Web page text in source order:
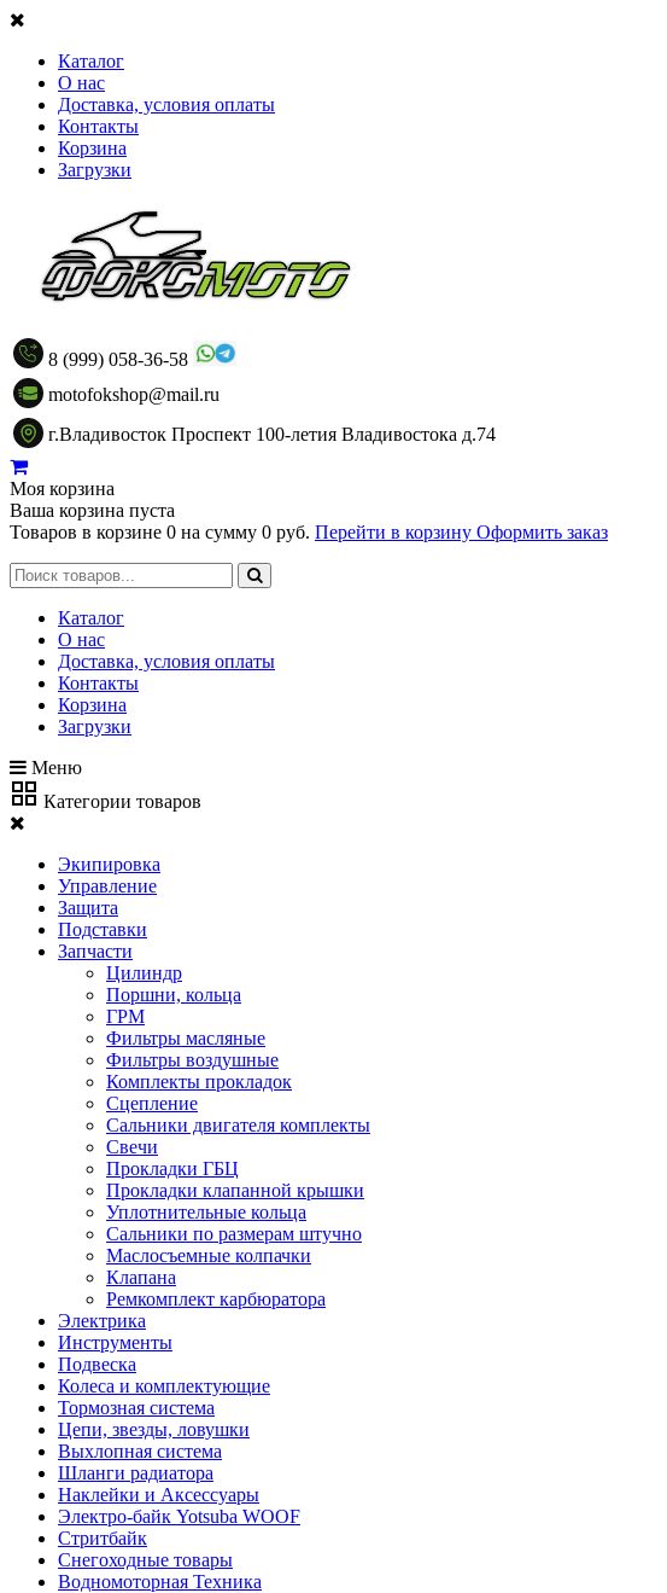
Каталог
О нас
Доставка, условия оплаты
Контакты
Корзина
Загрузки
8 (999) 058-36-58
motofokshop@mail.ru
г.Владивосток Проспект 100-летия Владивостока д.74
Моя корзина
Ваша корзина пуста
Товаров в корзине 0 на сумму 0 руб. Перейти в корзину Оформить заказ
Каталог
О нас
Доставка, условия оплаты
Контакты
Корзина
Загрузки
Меню
Категории товаров
Экипировка
Управление
Защита
Подставки
Запчасти
Цилиндр
Поршни, кольца
ГРМ
Фильтры масляные
Фильтры воздушные
Комплекты прокладок
Сцепление
Сальники двигателя комплекты
Свечи
Прокладки ГБЦ
Прокладки клапанной крышки
Уплотнительные кольца
Сальники по размерам штучно
Маслосъемные колпачки
Клапана
Ремкомплект карбюратора
Электрика
Инструменты
Подвеска
Колеса и комплектующие
Тормозная система
Цепи, звезды, ловушки
Выхлопная система
Шланги радиатора
Наклейки и Аксессуары
Электро-байк Yotsuba WOOF
Стритбайк
Снегоходные товары
Водномоторная Техника